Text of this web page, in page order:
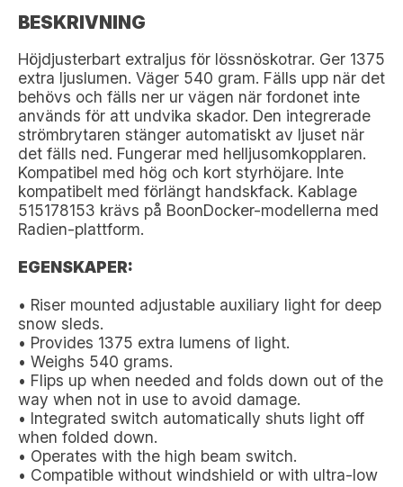
BESKRIVNING
Höjdjusterbart extraljus för lössnöskotrar. Ger 1375
extra ljuslumen. Väger 540 gram. Fälls upp när det
behövs och fälls ner ur vägen när fordonet inte
används för att undvika skador. Den integrerade
strömbrytaren stänger automatiskt av ljuset när
det fälls ned. Fungerar med helljusomkopplaren.
Kompatibel med hög och kort styrhöjare. Inte
kompatibelt med förlängt handskfack. Kablage
515178153 krävs på BoonDocker-modellerna med
Radien-plattform.
EGENSKAPER:
• Riser mounted adjustable auxiliary light for deep
snow sleds.
• Provides 1375 extra lumens of light.
• Weighs 540 grams.
• Flips up when needed and folds down out of the
way when not in use to avoid damage.
• Integrated switch automatically shuts light off
when folded down.
• Operates with the high beam switch.
• Compatible without windshield or with ultra-low